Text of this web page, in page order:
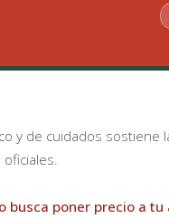
y de cuidados sostiene
busca poner precio a tu